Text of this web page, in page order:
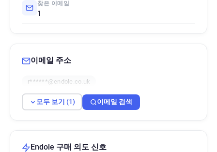
찾은 이메일
1
이메일 주소
r******@endole.co.uk
모두 보기 (1) 이메일 검색
Endole 구매 의도 신호